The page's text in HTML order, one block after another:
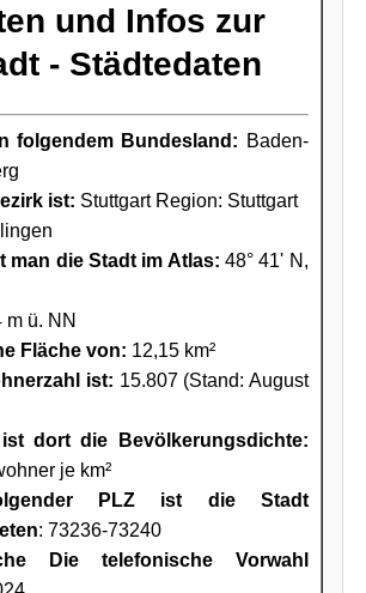
und Infos zur
- Städtedaten
folgendem Bundesland: Baden-
ist: Stuttgart Region: Stuttgart
man die Stadt im Atlas: 48° 41' N,
m ü. NN
Fläche von: 12,15 km²
ist: 15.807 (Stand: August
dort die Bevölkerungsdichte:
je km²
PLZ ist die Stadt
: 73236-73240
Die telefonische Vorwahl